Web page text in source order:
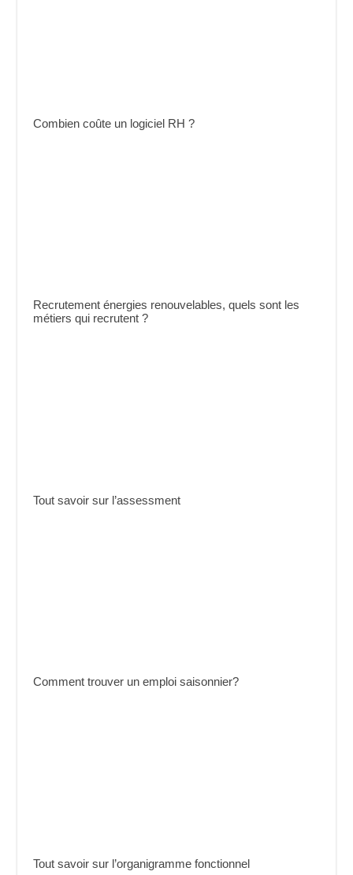
Combien coûte un logiciel RH ?
Recrutement énergies renouvelables, quels sont les
métiers qui recrutent ?
Tout savoir sur l’assessment
Comment trouver un emploi saisonnier?
Tout savoir sur l’organigramme fonctionnel